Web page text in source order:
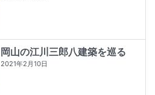
岡山の江川三郎八建築を巡る
2021年2月10日